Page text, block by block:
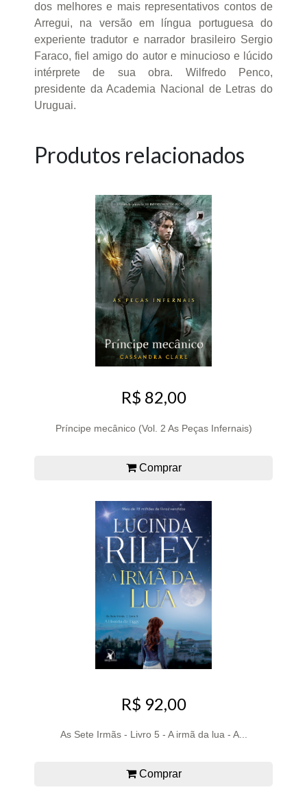
dos melhores e mais representativos contos de
Arregui, na versão em língua portuguesa do
experiente tradutor e narrador brasileiro Sergio
Faraco, fiel amigo do autor e minucioso e lúcido
intérprete de sua obra. Wilfredo Penco,
presidente da Academia Nacional de Letras do
Uruguai.
Produtos relacionados
R$ 82,00
Príncipe mecânico (Vol. 2 As Peças Infernais)
Comprar
R$ 92,00
As Sete Irmãs - Livro 5 - A irmã da lua - A...
Comprar